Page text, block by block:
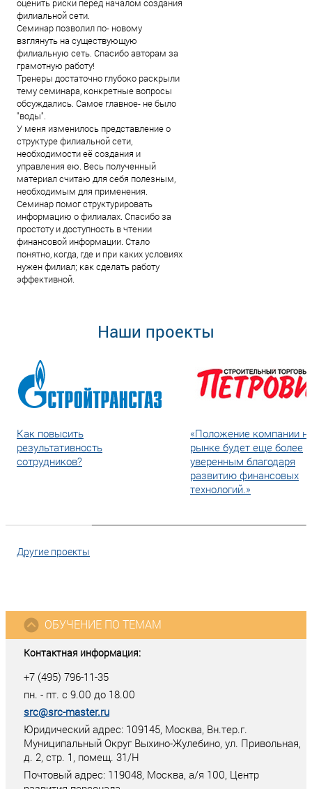
оценить риски перед началом создания
филиальной сети.
Семинар позволил по- новому
взглянуть на существующую
филиальную сеть. Спасибо авторам за
грамотную работу!
Тренеры достаточно глубоко раскрыли
тему семинара, конкретные вопросы
обсуждались. Самое главное- не было
"воды".
У меня изменилось представление о
структуре филиальной сети,
необходимости её создания и
управления ею. Весь полученный
материал считаю для себя полезным,
необходимым для применения.
Семинар помог структурировать
информацию о филиалах. Спасибо за
простоту и доступность в чтении
финансовой информации. Стало
понятно, когда, где и при каких условиях
нужен филиал; как сделать работу
эффективной.
Наши проекты
Как повысить
результативность
сотрудников?
«Положение компании
рынке будет еще более
уверенным благодаря
развитию финансовых
технологий.»
Другие проекты
Контактная информация:
+7 (495) 796-11-35
пн. - пт. с 9.00 до 18.00
src@src-master.ru
Юридический адрес: 109145, Москва, Вн.тер.г.
Муниципальный Округ Выхино-Жулебино, ул. Привольная,
д. 2, стр. 1, помещ. 31/Н
Почтовый адрес: 119048 Москва , а/я 100 , Центр
ОБУЧЕНИЕ ПО ТЕМАМ